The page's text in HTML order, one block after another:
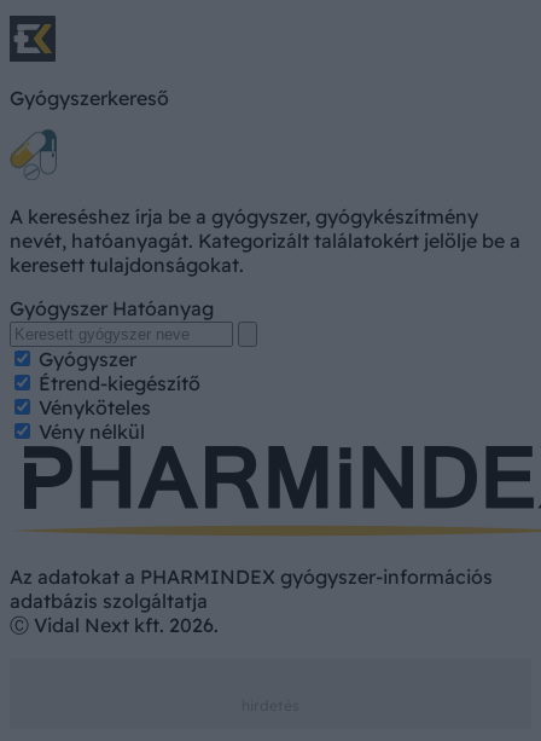
Gyógyszerkereső
A kereséshez írja be a gyógyszer, gyógykészítmény
nevét, hatóanyagát. Kategorizált találatokért jelölje be a
keresett tulajdonságokat.
Gyógyszer Hatóanyag
Gyógyszer
Étrend-kiegészítő
Vényköteles
Vény nélkül
Az adatokat a PHARMINDEX gyógyszer-információs
adatbázis szolgáltatja
Ⓒ Vidal Next kft. 2026.